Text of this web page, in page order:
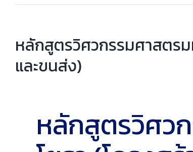
หลักสูตรวิศวกรรมศาสตร
และขนส่ง)
หลักสูตรวิศว